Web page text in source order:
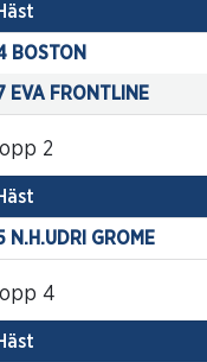
BOSTON
EVA FRONTLINE
2
N.H.UDRI GROME
4